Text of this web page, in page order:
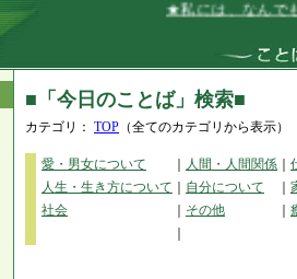
★私には、なんでも
■「今日のことば」検索■
カテゴリ： TOP （全てのカテゴリから表示）
愛・男女について 人間・人間関係
人生・生き方について
自分について
社会
その他